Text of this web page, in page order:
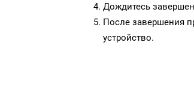
Дождитесь
После завершения
устройство.